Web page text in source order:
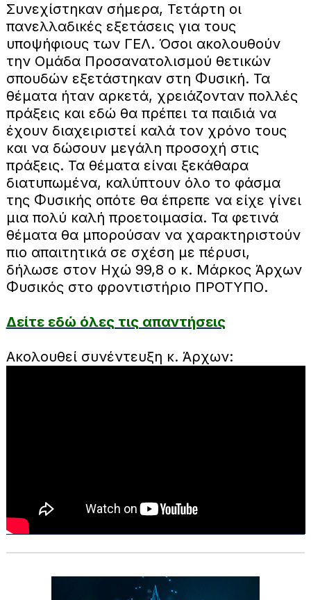
Συνεχίστηκαν σήμερα, Τετάρτη οι
πανελλαδικές εξετάσεις για τους
υποψήφιους των ΓΕΛ. Όσοι ακολουθούν
την Ομάδα Προσανατολισμού θετικών
σπουδών εξετάστηκαν στη Φυσική. Τα
θέματα ήταν αρκετά, χρειάζονταν πολλές
πράξεις και εδώ θα πρέπει τα παιδιά να
έχουν διαχειριστεί καλά τον χρόνο τους
και να δώσουν μεγάλη προσοχή στις
πράξεις. Τα θέματα είναι ξεκάθαρα
διατυπωμένα, καλύπτουν όλο το φάσμα
της Φυσικής οπότε θα έπρεπε να είχε γίνει
μια πολύ καλή προετοιμασία. Τα φετινά
θέματα θα μπορούσαν να χαρακτηριστούν
πιο απαιτητικά σε σχέση με πέρυσι,
δήλωσε στον Ηχώ 99,8 ο κ. Μάρκος Άρχων
Φυσικός στο φροντιστήριο ΠΡΟΤΥΠΟ.
Δείτε εδώ όλες τις απαντήσεις
Ακολουθεί συνέντευξη κ. Άρχων: